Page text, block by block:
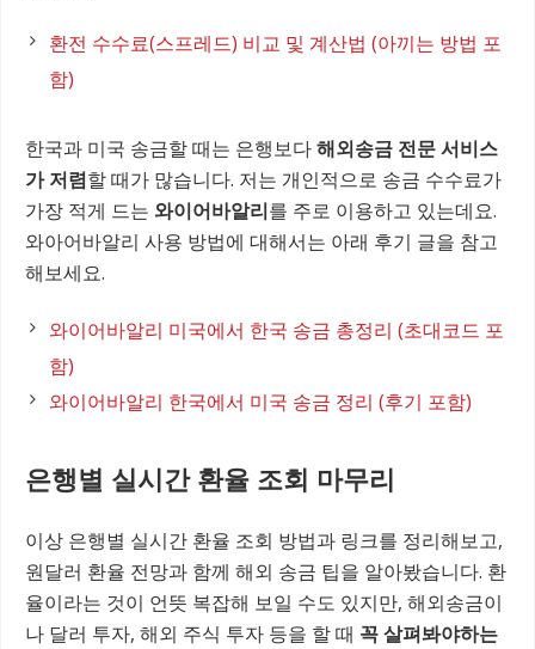
환전 수수료(스프레드) 비교 및 계산법 (아끼는 방법 포
함)
한국과 미국 송금할 때는 은행보다해외송금 전문 서비스
가 저렴할 때가 많습니다. 저는 개인적으로 송금 수수료가
가장 적게 드는 와이어바알리를 주로 이용하고 있는데요.
와아어바알리 사용 방법에 대해서는 아래 후기 글을 참고
해보세요.
와이어바알리 미국에서 한국 송금 총정리 (초대코드 포
함)
와이어바알리 한국에서 미국 송금 정리 (후기 포함)
은행별 실시간 환율 조회 마무리
이상 은행별 실시간 환율 조회 방법과 링크를 정리해보고,
원달러 환율 전망과 함께 해외 송금 팁을 알아봤습니다. 환
율이라는 것이 언뜻 복잡해 보일 수도 있지만, 해외송금이
나 달러 투자, 해외 주식 투자 등을 할 때 꼭 살펴봐야하는